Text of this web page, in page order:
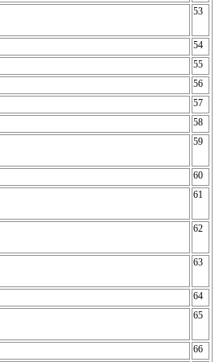
53
54
55
56
57
58
59
60
61
62
63
64
65
66